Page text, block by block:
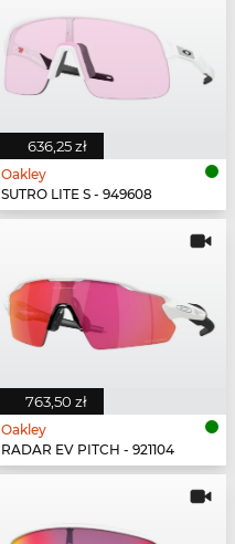
636,25 zł
Oakley
SUTRO LITE S - 949608
763,50 zł
Oakley
RADAR EV PITCH - 921104